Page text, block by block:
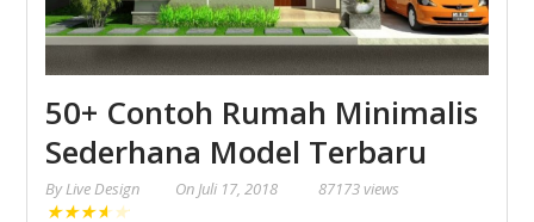
50+ Contoh Rumah Minimalis
Sederhana Model Terbaru
ByLive Design On Juli 17, 2018 87173 views
★★★★★